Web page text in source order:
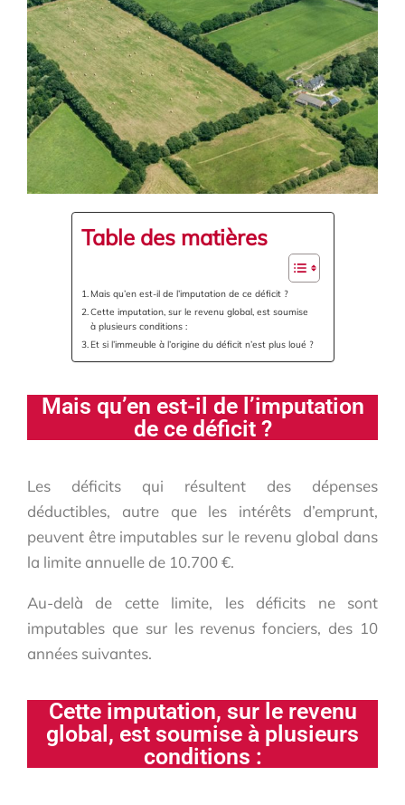
Table des matières
Mais qu’en est-il de l’imputation de ce déficit ?
Cette imputation, sur le revenu global, est soumise
à plusieurs conditions :
Et si l’immeuble à l’origine du déficit n’est plus loué ?
Mais qu’en est-il de l’imputation
de ce déficit ?
Les déficits qui résultent des dépenses
déductibles, autre que les intérêts d’emprunt,
peuvent être imputables sur le revenu global dans
la limite annuelle de 10.700 €.
Au-delà de cette limite, les déficits ne sont
imputables que sur les revenus fonciers, des 10
années suivantes.
Cette imputation, sur le revenu
global, est soumise à plusieurs
conditions :